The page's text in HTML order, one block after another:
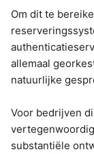
Om dit te
allemaal
natuurlijke
Voor bedrijven
substantiële